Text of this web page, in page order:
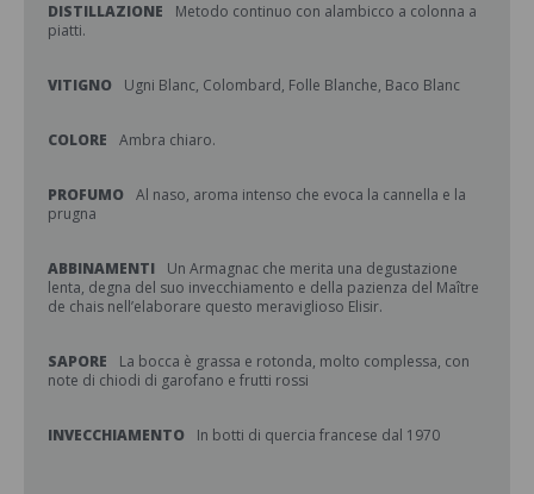
DISTILLAZIONE
Metodo continuo con alambicco a colonna a
piatti.
VITIGNO Ugni Blanc, Colombard, Folle Blanche, Baco Blanc
COLORE Ambra chiaro.
PROFUMO Al naso, aroma intenso che evoca la cannella e la
prugna
ABBINAMENTI
Un Armagnac che merita una degustazione
lenta, degna del suo invecchiamento e della pazienza del Maître
de chais nell’elaborare questo meraviglioso Elisir.
SAPORE
La bocca è grassa e rotonda, molto complessa, con
note di chiodi di garofano e frutti rossi
INVECCHIAMENTO In botti di quercia francese dal 1970